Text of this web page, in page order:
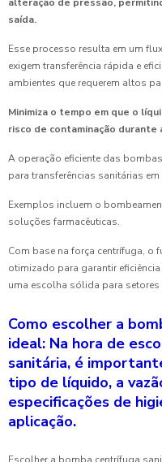
alteração de pressão,
saída.
Esse processo resulta em um
exigem transferência rápida e
ambientes que requerem altos
Minimiza o tempo em que o
risco de contaminação
A operação eficiente das
para transferências sanitárias
Exemplos incluem o
soluções farmacêuticas.
Com base na força centrífuga, o
otimizado para garantir
uma escolha sólida para
Como escolher a
ideal: Na hora de
sanitária, é
tipo de líquido, a
especificações de
aplicação.